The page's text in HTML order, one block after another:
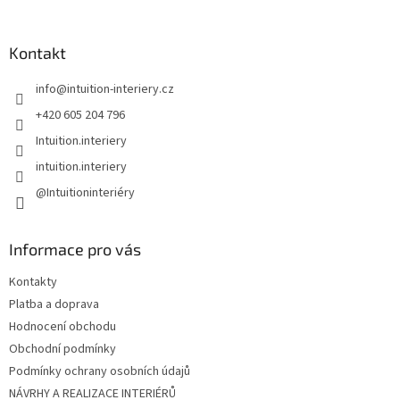
Kontakt
info@intuition-interiery.cz
+420 605 204 796
Intuition.interiery
intuition.interiery
@Intuitioninteriéry
Informace pro vás
Kontakty
Platba a doprava
Hodnocení obchodu
Obchodní podmínky
Podmínky ochrany osobních údajů
NÁVRHY A REALIZACE INTERIÉRŮ